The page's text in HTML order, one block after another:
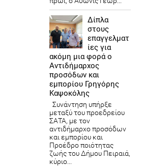
Δίπλα
στους
επαγγελματ
ίες για
ακόμη μια φορά ο
Αντιδήμαρχος
προσόδων και
εμπορίου Γρηγόρης
Καψοκόλης
Συνάντηση υπήρξε
μεταξύ του προεδρείου
ΣΑΤΑ, με τον
αντιδήμαρχο προσόδων
και εμπορίου και
Προέδρο ποιότητας
ζωής του Δήμου Πειραιά,
κύριο...